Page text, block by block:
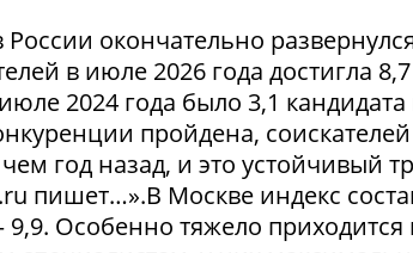
России окончательно
в июле 2026 года достигла
2024 года было 3,1
пройдена,
год назад, и это устойчивый
пишет…».В Москве индекс
9,9. Особенно тяжело